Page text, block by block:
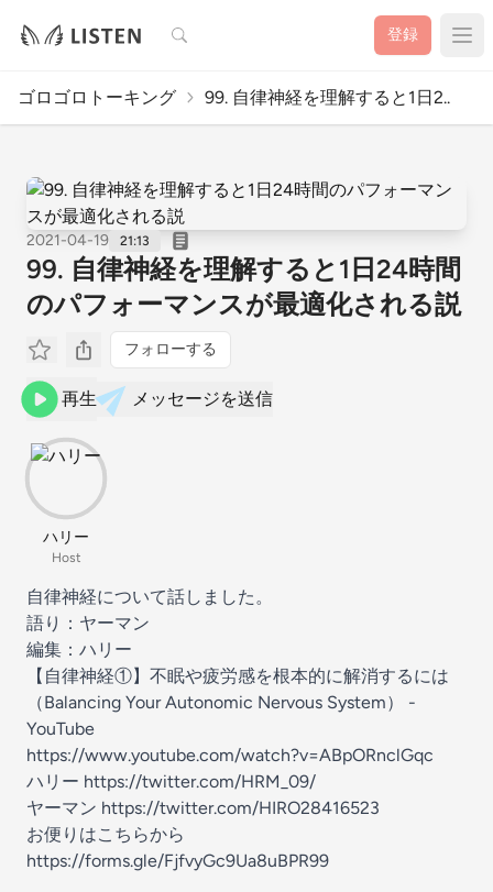
検索 登録
ゴロゴロトーキング 99. 自律神経を理解すると1日2..
2021-04-19 21:13
99. 自律神経を理解すると1日24時間
のパフォーマンスが最適化される説
フォローする
再生 メッセージを送信
ハリー
Host
自律神経について話しました。
語り：ヤーマン
編集：ハリー
【自律神経①】不眠や疲労感を根本的に解消するには
（Balancing Your Autonomic Nervous System） -
YouTube
https://www.youtube.com/watch?v=ABpORnclGqc
ハリー https://twitter.com/HRM_09/
ヤーマン https://twitter.com/HIRO28416523
お便りはこちらから
https://forms.gle/FjfvyGc9Ua8uBPR99